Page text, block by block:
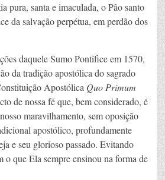
pura, santa e imaculada, o Pão santo
da salvação perpétua, em perdão dos
daquele Sumo Pontífice em 1570,
da tradição apostólica do sagrado
Apostólica Quo Primum
de nossa fé que, bem considerado, é
maravilhamento, sem oposição
apostólico, profundamente
e seu glorioso passado. Evitando
o que Ela sempre ensinou na forma de